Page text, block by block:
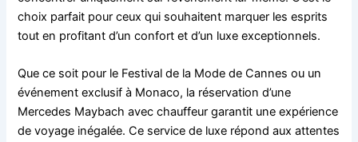
choix parfait pour ceux qui souhaitent marquer les esprits
tout en profitant d’un confort et d’un luxe exceptionnels.
Que ce soit pour le Festival de la Mode de Cannes ou un
événement exclusif à Monaco, la réservation d’une
Mercedes Maybach avec chauffeur garantit une expérience
de voyage inégalée. Ce service de luxe répond aux attentes